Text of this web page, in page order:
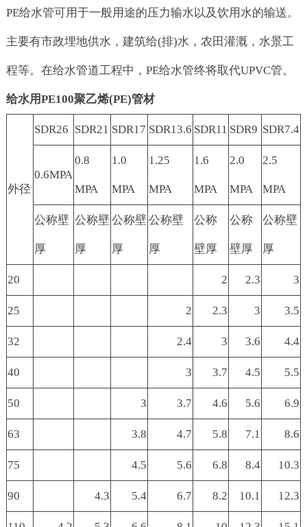
PE给水管可用于一般用途的压力输水以及饮用水的输送。
主要有市政埋地供水，建筑给(排)水，农田灌溉，水景工
程等。在给水管道工程中，PE给水管终将取代UPVC管。
给水用PE100聚乙烯(PE)管材
外径
SDR26 SDR21 SDR17 SDR13.6 SDR11 SDR9 SDR7.4
0.6MPA
0.8
MPA
1.0
MPA
1.25
MPA
1.6
MPA
2.0
MPA
2.5
MPA
公称壁
厚
公称壁
厚
公称壁
厚
公称壁
厚
公称
壁厚
公称
壁厚
公称壁
厚
20 2 2.3 3
25 2 2.3 3 3.5
32 2.4 3 3.6 4.4
40 3 3.7 4.5 5.5
50 3 3.7 4.6 5.6 6.9
63 3.8 4.7 5.8 7.1 8.6
75 4.5 5.6 6.8 8.4 10.3
90 4.3 5.4 6.7 8.2 10.1 12.3